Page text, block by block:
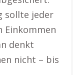
sollte jeder
Einkommen
denkt
nicht – bis